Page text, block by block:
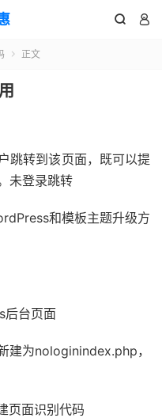
 
 正文
跳转到该页面，既可以提
未登录跳转
和模板主题升级方
后台页面
建为nologinindex.php，
页面识别代码